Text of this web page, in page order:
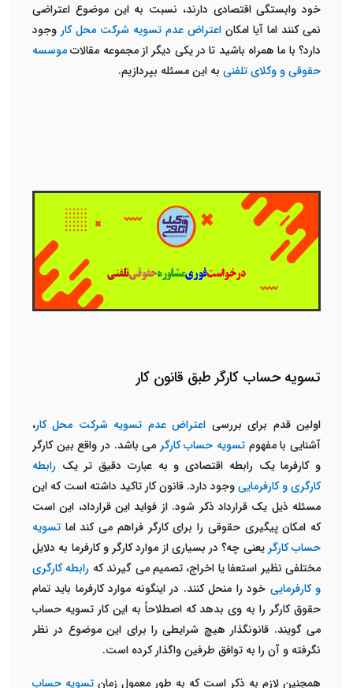
خود وابستگی اقتصادی دارند، نسبت به این موضوع اعتراضی
نمی کنند اما آیا امکان اعتراض عدم تسویه شرکت محل کار وجود
دارد؟ با ما همراه باشید تا در یکی دیگر از مجموعه مقالاتموسسه
حقوقی و وکلای تلفنی به این مسئله بپردازیم.
تسویه حساب کارگر طبق قانون کار
اولین قدم برای بررسی اعتراض عدم تسویه شرکت محل کار،
آشنایی با مفهوم تسویه حساب کارگر می باشد. در واقع بین کارگر
و کارفرما یک رابطه اقتصادی و به عبارت دقیق تر یک رابطه
کارگری و کارفرماییوجود دارد. قانون کار تاکید داشته است که این
مسئله ذیل یک قرارداد ذکر شود. از فواید این قرارداد، این است
که امکان پیگیری حقوقی را برای کارگر فراهم می کند اما تسویه
حساب کارگر یعنی چه؟ در بسیاری از موارد کارگر و کارفرما به دلایل
مختلفی نظیر استعفا یا اخراج، تصمیم می گیرند که رابطه کارگری
و کارفرمایی خود را منحل کنند. در اینگونه موارد کارفرما باید تمام
حقوق کارگر را به وی بدهد که اصطلاحاً به این کار تسویه حساب
می گویند. قانونگذار هیچ شرایطی را برای این موضوع در نظر
نگرفته و آن را به توافق طرفین واگذار کرده است.
همچنین لازم به ذکر است که به طور معمول زمان تسویه حساب